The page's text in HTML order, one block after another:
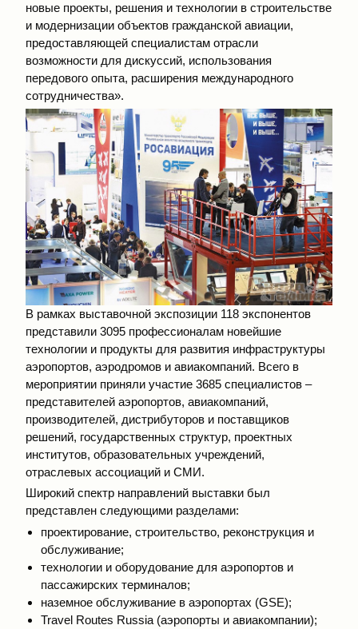
новые проекты, решения и технологии в строительстве
и модернизации объектов гражданской авиации,
предоставляющей специалистам отрасли
возможности для дискуссий, использования
передового опыта, расширения международного
сотрудничества».
В рамках выставочной экспозиции 118 экспонентов
представили 3095 профессионалам новейшие
технологии и продукты для развития инфраструктуры
аэропортов, аэродромов и авиакомпаний. Всего в
мероприятии приняли участие 3685 специалистов –
представителей аэропортов, авиакомпаний,
производителей, дистрибуторов и поставщиков
решений, государственных структур, проектных
институтов, образовательных учреждений,
отраслевых ассоциаций и СМИ.
Широкий спектр направлений выставки был
представлен следующими разделами:
проектирование, строительство, реконструкция и
обслуживание;
технологии и оборудование для аэропортов и
пассажирских терминалов;
наземное обслуживание в аэропортах (GSE);
Travel Routes Russia (аэропорты и авиакомпании);